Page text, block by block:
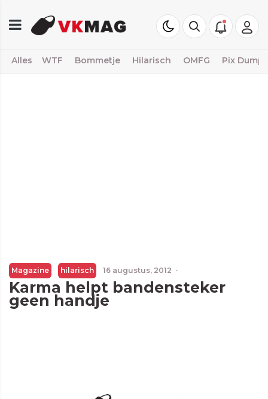
Alles WTF Bommetje Hilarisch OMFG Pix Dump
Magazine hilarisch 16 augustus, 2012 ·
Karma helpt bandensteker
geen handje